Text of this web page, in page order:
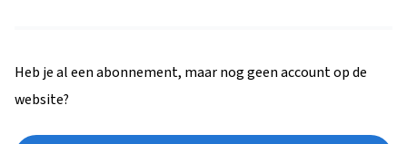
Heb je al een abonnement, maar nog geen account op de
website?